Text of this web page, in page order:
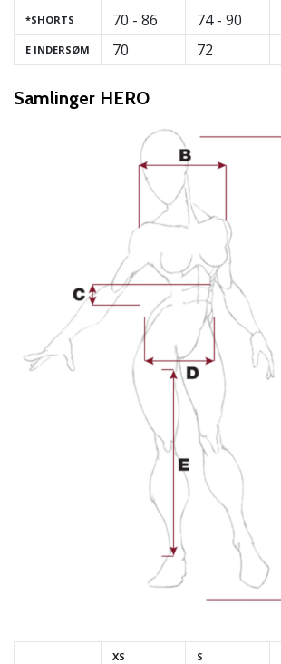
affiliate
program
Har
du
din
diskussionsforum?
dem
tjene.
*SHORTS
E INDERSØM
70 - 86
70
74 - 90
72
Samlinger HERO
XS S